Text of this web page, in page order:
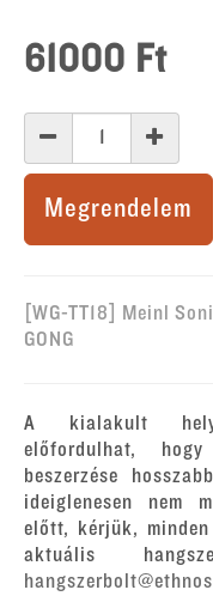
61000 Ft
Megrendelem
[WG-TT18] Meinl
GONG
A kialakult
előfordulhat,
beszerzése
ideiglenesen nem
előtt, kérjük, minden
aktuális